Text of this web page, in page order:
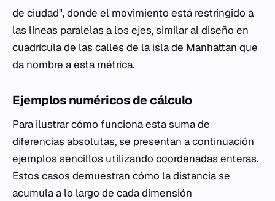
de ciudad", donde el movimiento está restringido a
las líneas paralelas a los ejes, similar al diseño en
cuadrícula de las calles de la isla de Manhattan que
da nombre a esta métrica.
Ejemplos numéricos de cálculo
Para ilustrar cómo funciona esta suma de
diferencias absolutas, se presentan a continuación
ejemplos sencillos utilizando coordenadas enteras.
Estos casos demuestran cómo la distancia se
acumula a lo largo de cada dimensión